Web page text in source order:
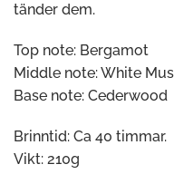
tänder dem.
Top note: Bergamot
Middle note: White
Base note: Cederwood
Brinntid: Ca 40 timmar.
Vikt: 210g